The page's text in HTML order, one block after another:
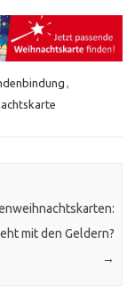
,
mit den Geldern?
→